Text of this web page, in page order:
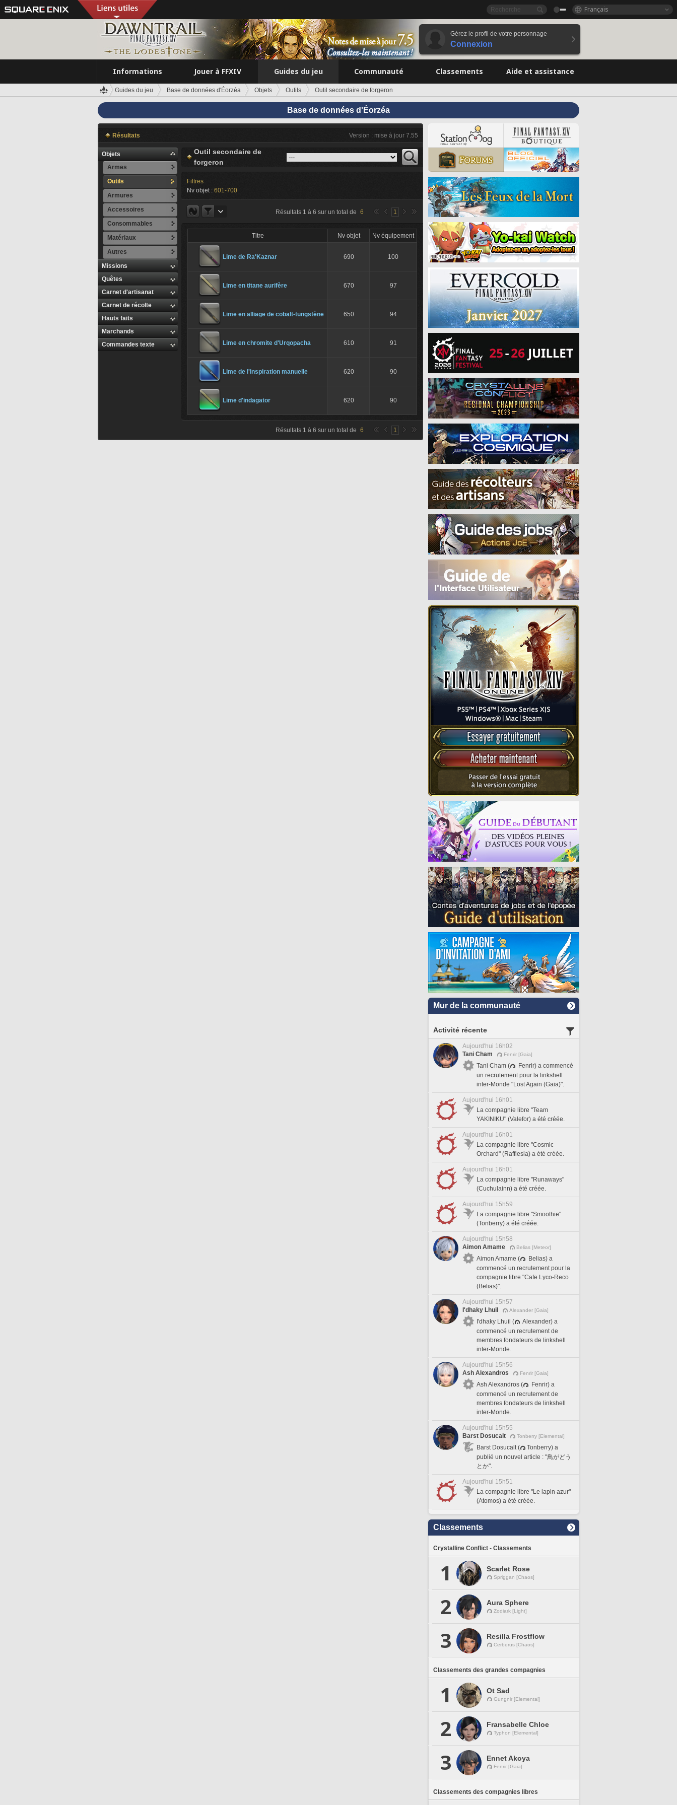
Français
Gérez le profil de votre personnage
Connexion
Informations Jouer à FFXIV Guides du jeu Communauté Classements Aide et assistance
Guides du jeu Base de données d'Éorzéa Objets Outils Outil secondaire de forgeron
Base de données d'Éorzéa
Résultats Version : mise à jour 7.55
Objets
Armes
Outils
Armures
Accessoires
Consommables
Matériaux
Autres
Missions
Quêtes
Carnet d'artisanat
Carnet de récolte
Hauts faits
Marchands
Commandes texte
Outil secondaire de
forgeron
Filtres
Nv objet : 601-700
Résultats 1 à 6 sur un total de 6 1
Titre Nv objet Nv équipement
Lime de Ra'Kaznar 690 100
Lime en titane aurifère 670 97
Lime en alliage de cobalt-tungstène 650 94
Lime en chromite d'Urqopacha 610 91
Lime de l'inspiration manuelle 620 90
Lime d'indagator 620 90
Résultats 1 à 6 sur un total de 6 1
Mur de la communauté
Activité récente
Aujourd'hui 16h02
Tani Cham
Fenrir [Gaia]
Tani Cham (
Fenrir) a commencé
un recrutement pour la linkshell
inter-Monde "Lost Again (Gaia)".
Aujourd'hui 16h01
La compagnie libre "Team
YAKINIKU" (Valefor) a été créée.
Aujourd'hui 16h01
La compagnie libre "Cosmic
Orchard" (Rafflesia) a été créée.
Aujourd'hui 16h01
La compagnie libre "Runaways"
(Cuchulainn) a été créée.
Aujourd'hui 15h59
La compagnie libre "Smoothie"
(Tonberry) a été créée.
Aujourd'hui 15h58
Aimon Amame
Belias [Meteor]
Aimon Amame (
Belias) a
commencé un recrutement pour la
compagnie libre "Cafe Lyco-Reco
(Belias)".
Aujourd'hui 15h57
I'dhaky Lhuil
Alexander [Gaia]
I'dhaky Lhuil (
Alexander) a
commencé un recrutement de
membres fondateurs de linkshell
inter-Monde.
Aujourd'hui 15h56
Ash Alexandros
Fenrir [Gaia]
Ash Alexandros (
Fenrir) a
commencé un recrutement de
membres fondateurs de linkshell
inter-Monde.
Aujourd'hui 15h55
Barst Dosucalt
Tonberry [Elemental]
Barst Dosucalt (
Tonberry) a
publié un nouvel article : "鳥がどう
とか".
Aujourd'hui 15h51
La compagnie libre "Le lapin azur"
(Atomos) a été créée.
Classements
Crystalline Conflict - Classements
1 Scarlet Rose
Spriggan [Chaos]
2 Aura Sphere
Zodiark [Light]
3 Resilla Frostflow
Cerberus [Chaos]
Classements des grandes compagnies
1 Ot Sad
Gungnir [Elemental]
2 Fransabelle Chloe
Typhon [Elemental]
3 Ennet Akoya
Fenrir [Gaia]
Classements des compagnies libres